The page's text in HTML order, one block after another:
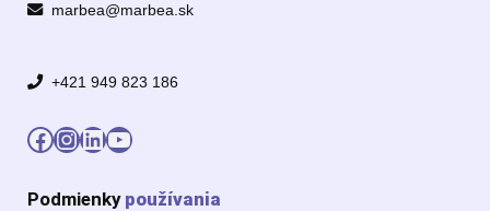
marbea@marbea.sk
+421 949 823 186
Facebook InstagramLinkedIn YouTube
Podmienky používania